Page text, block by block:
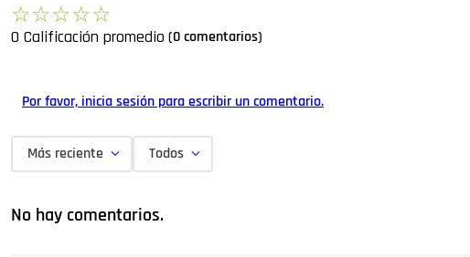
☆☆☆☆☆
0 Calificación promedio (0 comentarios)
Por favor, inicia sesión para escribir un comentario.
Más reciente Todos
No hay comentarios.